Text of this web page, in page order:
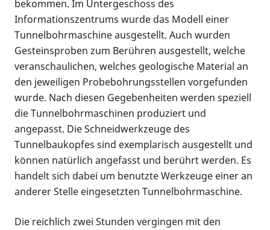
bekommen. Im Untergeschoss des
Informationszentrums wurde das Modell einer
Tunnelbohrmaschine ausgestellt. Auch wurden
Gesteinsproben zum Berühren ausgestellt, welche
veranschaulichen, welches geologische Material an
den jeweiligen Probebohrungsstellen vorgefunden
wurde. Nach diesen Gegebenheiten werden speziell
die Tunnelbohrmaschinen produziert und
angepasst. Die Schneidwerkzeuge des
Tunnelbaukopfes sind exemplarisch ausgestellt und
können natürlich angefasst und berührt werden. Es
handelt sich dabei um benutzte Werkzeuge einer an
anderer Stelle eingesetzten Tunnelbohrmaschine.
Die reichlich zwei Stunden vergingen mit den